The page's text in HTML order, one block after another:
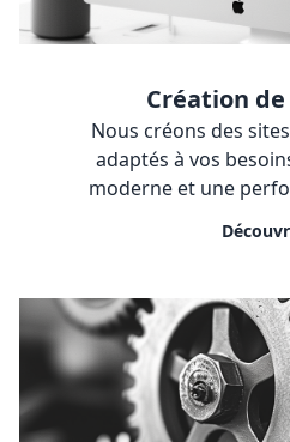
Création
Nous créons des
adaptés à vos
moderne et une